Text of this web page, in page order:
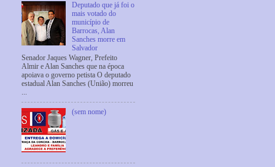
Deputado que já foi o
mais votado do
município de
Barrocas, Alan
Sanches morre em
Salvador
Senador Jaques Wagner, Prefeito
Almir e Alan Sanches que na época
apoiava o governo petista O deputado
estadual Alan Sanches (União) morreu
...
(sem nome)